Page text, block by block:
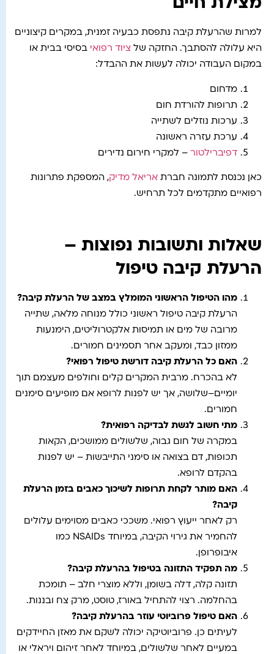
מצילת חיים
למרות שהרעלת קיבה נתפסת כבעיה זמנית, במקרים קיצוניים
היא עלולה להסתבך. החזקה של ציוד רפואי בסיסי בבית או
במקום העבודה יכולה לעשות את ההבדל:
מדחום
תרופות להורדת חום
ערכות נוזלים לשתייה
ערכת עזרה ראשונה
דפיברילטור – למקרי חירום נדירים
כאן נכנסת לתמונה חברת אריאל מדיק, המספקת פתרונות
רפואיים מתקדמים לכל תרחיש.
שאלות ותשובות נפוצות –
הרעלת קיבה טיפול
מהו הטיפול הראשוני המומלץ במצב של הרעלת קיבה?
הרעלת קיבה טיפול ראשוני כולל מנוחה מלאה, שתייה
מרובה של מים או תמיסות אלקטרוליטים, הימנעות
ממזון כבד, ומעקב אחר תסמינים חמורים.
האם כל הרעלת קיבה דורשת טיפול רפואי?
לא בהכרח. מרבית המקרים קלים וחולפים מעצמם תוך
יומיים–שלושה, אך יש לפנות לרופא אם מופיעים סימנים
חמורים.
מתי חשוב לגשת לבדיקה רפואית?
במקרה של חום גבוה, שלשולים ממושכים, הקאות
תכופות, דם בצואה או סימני התייבשות – יש לפנות
בהקדם לרופא.
האם מותר לקחת תרופות לשיכוך כאבים בזמן הרעלת
קיבה?
רק לאחר ייעוץ רפואי. משככי כאבים מסוימים עלולים
להחמיר את גירוי הקיבה, במיוחד NSAIDs כמו
איבופרופן.
מה תפקיד התזונה בטיפול בהרעלת קיבה?
תזונה קלה, דלה בשומן, וללא מוצרי חלב – תומכת
בהחלמה. רצוי להתחיל באורז, טוסט, מרק צח ובננות.
האם טיפול פרוביוטי עוזר בהרעלת קיבה?
לעיתים כן. פרוביוטיקה יכולה לשקם את מאזן החיידקים
במעיים לאחר שלשולים, במיוחד לאחר זיהום ויראלי או